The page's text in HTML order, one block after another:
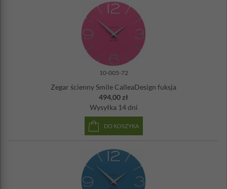
10-005-72
Zegar ścienny Smile CalleaDesign fuksja
494,00 zł
Wysyłka 14 dni
DO KOSZYKA